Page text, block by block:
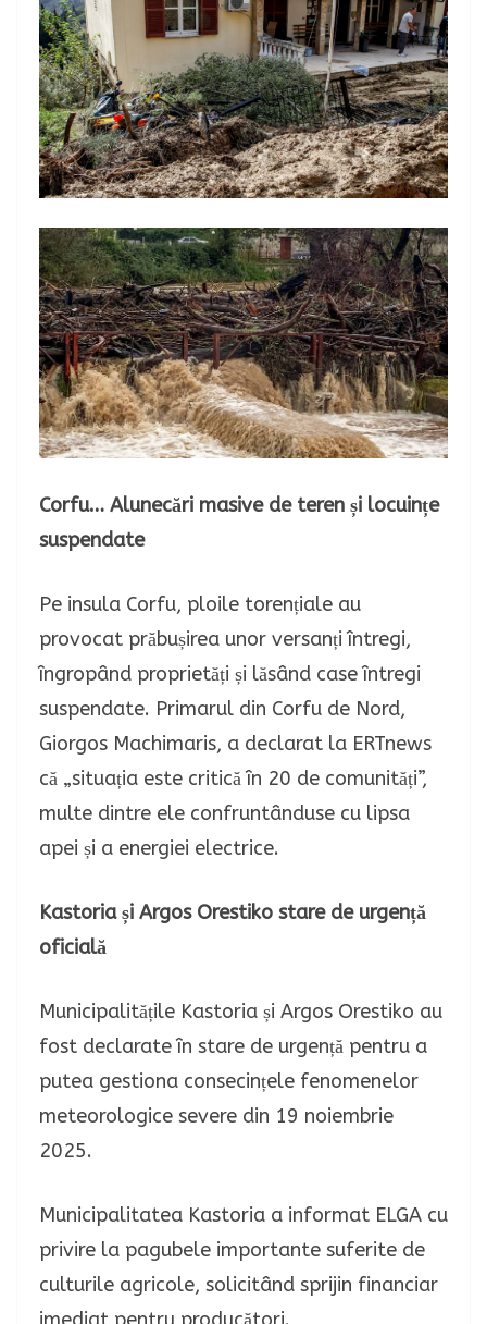
Corfu… Alunecări masive de teren și locuințe
suspendate
Pe insula Corfu, ploile torențiale au
provocat prăbușirea unor versanți întregi,
îngropând proprietăți și lăsând case întregi
suspendate. Primarul din Corfu de Nord,
Giorgos Machimaris, a declarat la ERTnews
că „situația este critică în 20 de comunități”,
multe dintre ele confruntânduse cu lipsa
apei și a energiei electrice.
Kastoria și Argos Orestiko stare de urgență
oficială
Municipalitățile Kastoria și Argos Orestiko au
fost declarate în stare de urgență pentru a
putea gestiona consecințele fenomenelor
meteorologice severe din 19 noiembrie
2025.
Municipalitatea Kastoria a informat ELGA cu
privire la pagubele importante suferite de
culturile agricole, solicitând sprijin financiar